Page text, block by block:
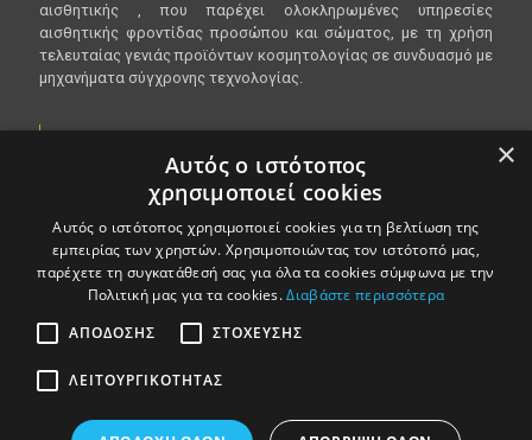
αισθητικής , που παρέχει ολοκληρωμένες υπηρεσίες
αισθητικής φροντίδας προσώπου και σώματος, με τη χρήση
τελευταίας γενιάς προϊόντων κοσμητολογίας σε συνδυασμό με
μηχανήματα σύγχρονης τεχνολογίας.
Είμαστε ανοικτα Δευτέρα - Παρασκευή 10:00 - 20:00
Λεωφόρος Βασιλίσσης Όλγας 148, 546 45
T.2310818888
©2017Medianaplasis | design by Toastedweb
Όροι χρήσης - Προστασία προσωπικών δεδομένων
×
Αυτός ο ιστότοπος
χρησιμοποιεί cookies
Αυτός ο ιστότοπος χρησιμοποιεί cookies για τη βελτίωση της
εμπειρίας των χρηστών. Χρησιμοποιώντας τον ιστότοπό μας,
παρέχετε τη συγκατάθεσή σας για όλα τα cookies σύμφωνα με την
Πολιτική μας για τα cookies.Διαβάστε περισσότερα
ΑΠΌΔΟΣΗΣ
ΣΤΌΧΕΥΣΗΣ
ΛΕΙΤΟΥΡΓΙΚΌΤΗΤΑΣ